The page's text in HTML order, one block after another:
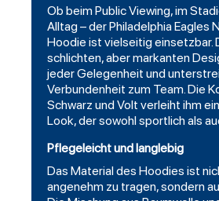
Ob beim Public Viewing, im
Alltag – der Philadelphia Eagles
Hoodie ist vielseitig einsetzbar.
schlichten, aber markanten
jeder Gelegenheit und
Verbundenheit zum Team. Die
Schwarz und Volt verleiht ihm
Look, der sowohl sportlich als
Pflegeleicht und langlebig
Das Material des Hoodies ist
angenehm zu tragen, sondern